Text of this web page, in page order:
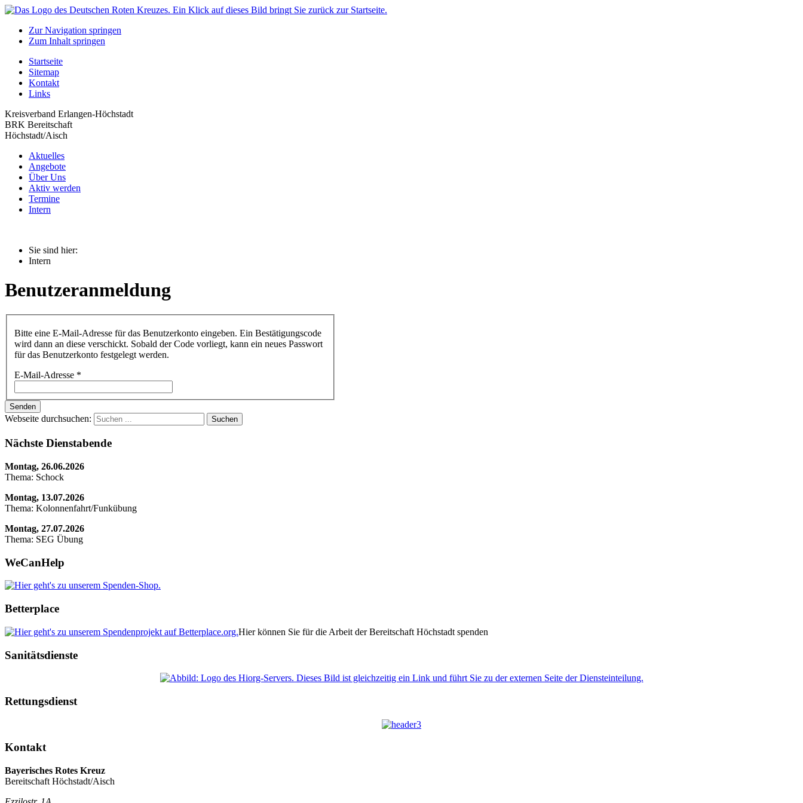
Zur Navigation springen
Zum Inhalt springen
Startseite
Sitemap
Kontakt
Links
Kreisverband Erlangen-Höchstadt
BRK Bereitschaft
Höchstadt/Aisch
Aktuelles
Angebote
Über Uns
Aktiv werden
Termine
Intern
Sie sind hier:
Intern
Benutzeranmeldung
Bitte eine E-Mail-Adresse für das Benutzerkonto eingeben. Ein Bestätigungscode
wird dann an diese verschickt. Sobald der Code vorliegt, kann ein neues Passwort
für das Benutzerkonto festgelegt werden.
E-Mail-Adresse *
Senden
Webseite durchsuchen: Suchen
Nächste Dienstabende
Montag, 26.06.2026
Thema: Schock
Montag, 13.07.2026
Thema: Kolonnenfahrt/Funkübung
Montag, 27.07.2026
Thema: SEG Übung
WeCanHelp
Betterplace
Hier können Sie für die Arbeit der Bereitschaft Höchstadt spenden
Sanitätsdienste
Rettungsdienst
Kontakt
Bayerisches Rotes Kreuz
Bereitschaft Höchstadt/Aisch